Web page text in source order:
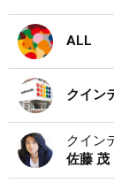
ALL
クイン
クイン
佐藤 茂